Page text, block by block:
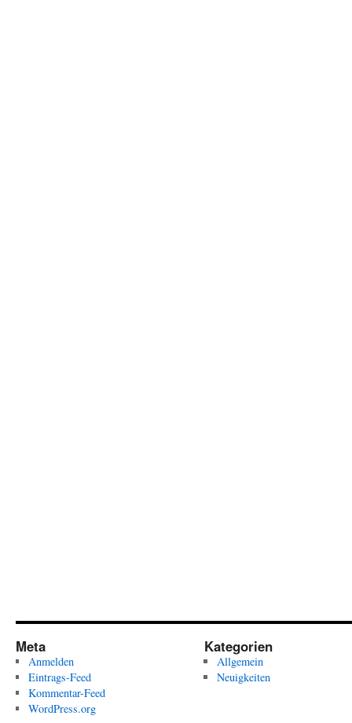
Meta
Anmelden
Eintrags-Feed
Kommentar-Feed
WordPress.org
Kategorien
Allgemein
Neuigkeiten